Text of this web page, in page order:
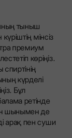
тыныш
мінсіз
премиум
көріңіз.
күрделі
Бұл
ретінде
шынымен де
арақ пен суши